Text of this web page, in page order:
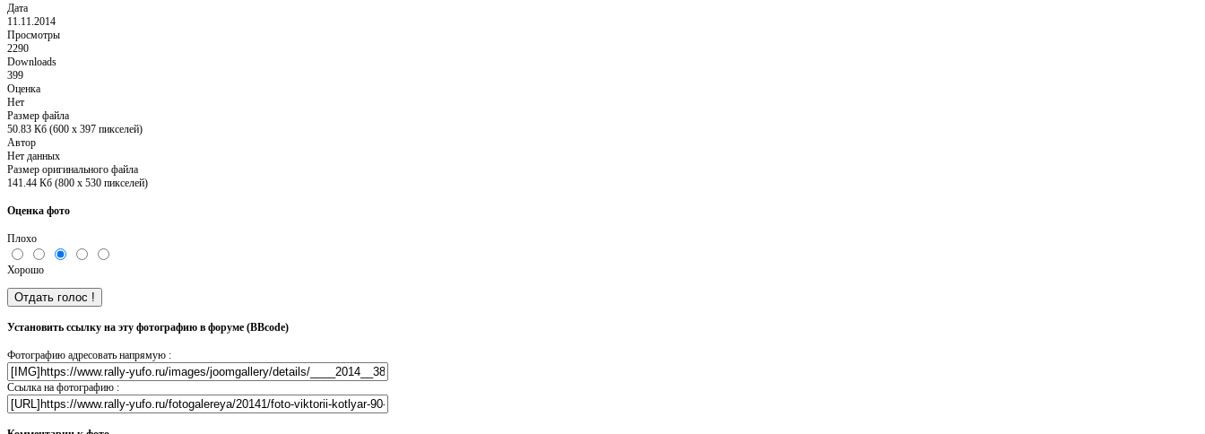
Дата
11.11.2014
Просмотры
2290
Downloads
399
Оценка
Нет
Размер файла
50.83 Кб (600 x 397 пикселей)
Автор
Нет данных
Размер оригинального файла
141.44 Кб (800 x 530 пикселей)
Оценка фото
Плохо
Хорошо
Установить ссылку на эту фотографию в форуме (BBcode)
Фотографию адресовать напрямую :
Ссылка на фотографию :